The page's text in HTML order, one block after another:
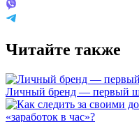
Читайте также
Личный бренд — первый